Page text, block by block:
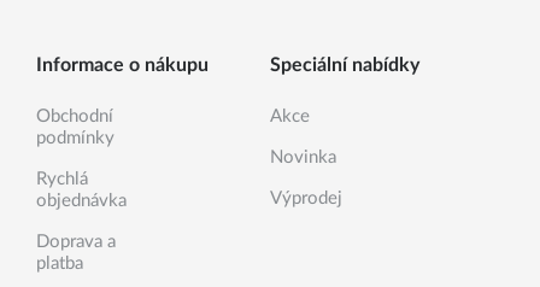
Informace o nákupu
Obchodní
podmínky
Rychlá
objednávka
Doprava a
platba
Speciální nabídky
Akce
Novinka
Výprodej